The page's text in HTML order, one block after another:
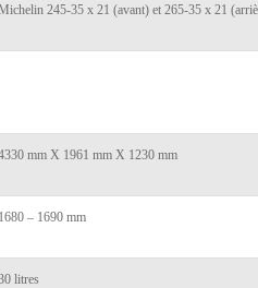
245-35 x 21 (avant) et 265-35 x 21
mm X 1961 mm X 1230 mm
1680 – 1690 mm
litres